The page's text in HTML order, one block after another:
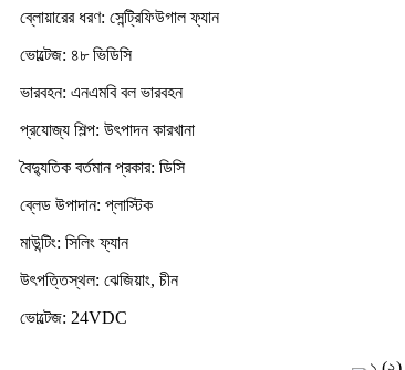
ব্লোয়ারের ধরণ: সেন্ট্রিফিউগাল ফ্যান
ভোল্টেজ: ৪৮ ভিডিসি
ভারবহন: এনএমবি বল ভারবহন
প্রযোজ্য শিল্প: উৎপাদন কারখানা
বৈদ্যুতিক বর্তমান প্রকার: ডিসি
ব্লেড উপাদান: প্লাস্টিক
মাউন্টিং: সিলিং ফ্যান
উৎপত্তিস্থল: ঝেজিয়াং, চীন
ভোল্টেজ: 24VDC